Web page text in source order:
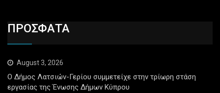
ΠΡΟΣΦΑΤΑ
August 3, 2026
Ο Δήμος Λατσιών-Γερίου συμμετείχε στην τρίωρη στάση
εργασίας της Ένωσης Δήμων Κύπρου